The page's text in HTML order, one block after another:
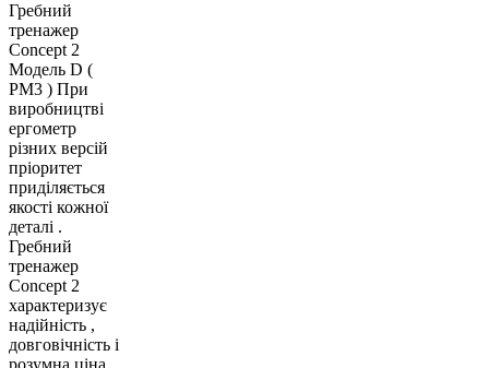
Гребний
тренажер
Concept 2
Модель D (
PM3 ) При
виробництві
ергометр
різних версій
пріоритет
приділяється
якості кожної
деталі .
Гребний
тренажер
Concept 2
характеризує
надійність ,
довговічність і
розумна ціна .